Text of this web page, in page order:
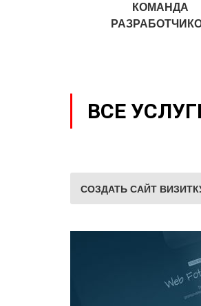
КОМАНДА
ВСЕ
СОЗДАТЬ САЙТ